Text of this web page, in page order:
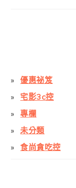
優惠祕笈
宅影3c控
專欄
未分類
食尚貪吃控